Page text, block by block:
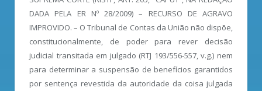
DADA PELA ER Nº 28/2009) – RECURSO DE AGRAVO
IMPROVIDO. – O Tribunal de Contas da União não dispõe,
constitucionalmente, de poder para rever decisão
judicial transitada em julgado (RTJ 193/556-557, v.g.) nem
para determinar a suspensão de benefícios garantidos
por sentença revestida da autoridade da coisa julgada